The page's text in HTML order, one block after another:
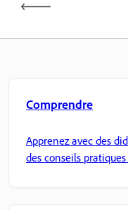
Comprendre
Apprenez avec des
des conseils